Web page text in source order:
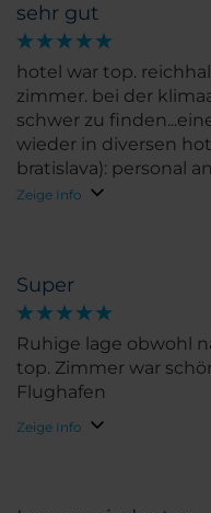
Super
Ruhige lage obwohl
top. Zimmer war
Flughafen
Zeige Info
sehr gut
hotel war top.
zimmer. bei der
schwer zu
wieder in diversen
bratislava): personal
"interesting points in
informieren. als
am wochenende in
EINZIGEN stadion in
zwei hübschen
du eben nach einer
stört mich das. aber
zu empfehlen!!
Zeige Info